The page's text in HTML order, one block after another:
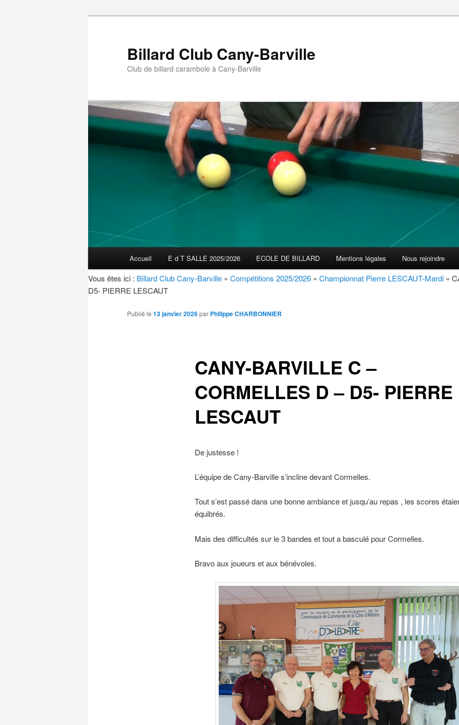
Billard Club Cany-Barville
Club de billard carambole à Cany-Barville
Aller
au
contenu
Accueil E d T SALLE 2025/2026 ECOLE DE BILLARD Mentions légales Nous rejoindre
Vous êtes ici : Billard Club Cany-Barville » Compétitions 2025/2026 » Championnat Pierre LESCAUT-Mardi »
D5- PIERRE LESCAUT
CANY-BARVILLE C –
CORMELLES D – D5- PIERRE
LESCAUT
Publié le 13 janvier 2026par Philippe CHARBONNIER
De justesse !
L’équipe de Cany-Barville s’incline devant Cormelles.
Tout s’est passé dans une bonne ambiance et jusqu’au repas , les scores
équibrés.
Mais des difficultés sur le 3 bandes et tout a basculé pour Cormelles.
Bravo aux joueurs et aux bénévoles.